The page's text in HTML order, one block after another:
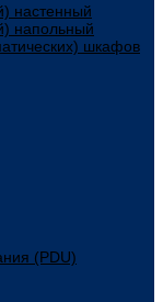
настенный
напольный
шкафов
(PDU)